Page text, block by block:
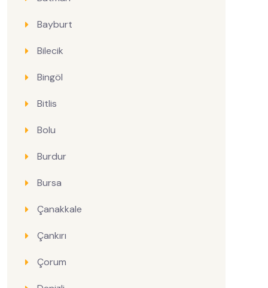
Bayburt
Bilecik
Bingöl
Bitlis
Bolu
Burdur
Bursa
Çanakkale
Çankırı
Çorum